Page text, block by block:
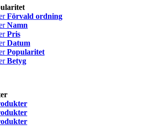
Förvald ordning
Namn
Pris
Datum
Popularitet
Betyg